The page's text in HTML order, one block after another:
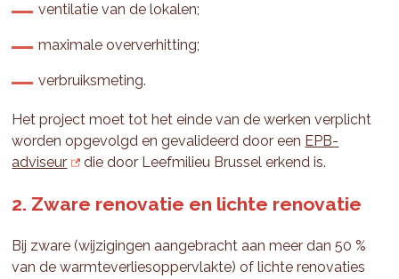
ventilatie van de lokalen;
maximale oververhitting;
verbruiksmeting.
Het project moet tot het einde van de werken verplicht
worden opgevolgd en gevalideerd door een EPB-
adviseur
die door Leefmilieu Brussel erkend is.
2. Zware renovatie en lichte renovatie
Bij zware (wijzigingen aangebracht aan meer dan 50 %
van de warmteverliesoppervlakte) of lichte renovaties